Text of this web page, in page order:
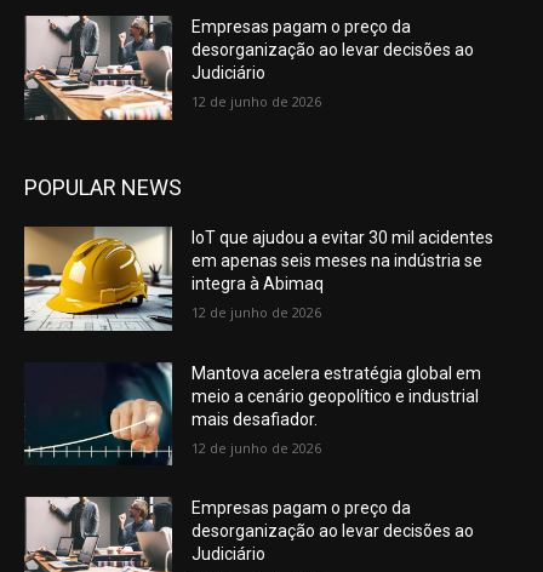
Empresas pagam o preço da
desorganização ao levar decisões ao
Judiciário
12 de junho de 2026
POPULAR NEWS
IoT que ajudou a evitar 30 mil acidentes
em apenas seis meses na indústria se
integra à Abimaq
12 de junho de 2026
Mantova acelera estratégia global em
meio a cenário geopolítico e industrial
mais desafiador.
12 de junho de 2026
Empresas pagam o preço da
desorganização ao levar decisões ao
Judiciário